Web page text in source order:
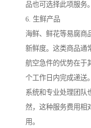
品也可选择此项服务。
6. 生鲜产品
海鲜、鲜花等易腐商
新鲜度。这类商品通
航空急件的优势在于
个工作日内完成递送
系统和专业处理团队
然，这种服务费用相
用。